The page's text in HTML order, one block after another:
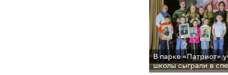
В парке «Патриот»
школы сыграли в